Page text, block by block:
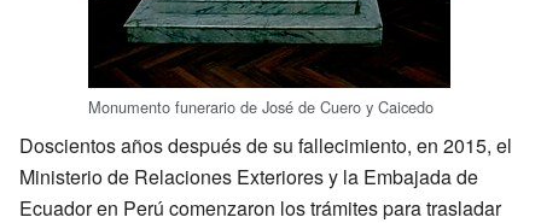
Monumento funerario de José de Cuero y Caicedo
Doscientos años después de su fallecimiento, en 2015, el
Ministerio de Relaciones Exteriores y la Embajada de
Ecuador en Perú comenzaron los trámites para trasladar